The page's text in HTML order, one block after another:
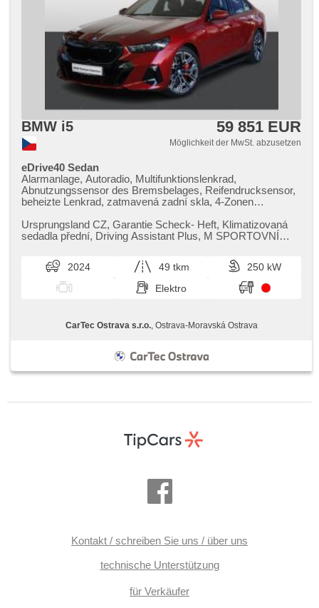
BMW i5 59 851 EUR
Möglichkeit der MwSt. abzusetzen
eDrive40 Sedan
Alarmanlage, Autoradio, Multifunktionslenkrad,
Abnutzungssensor des Bremsbelages, Reifendrucksensor,
beheizte Lenkrad, zatmavená zadní skla, 4-Zonen
El. einstellbare Sitze, odvětrávaná sedadla, beheizte Sitze,
Blind Spot Anzeige, LED denní svícení
Ursprungsland CZ,​ Garantie Scheck​- Heft,​ Klimatizovaná
sedadla přední,​ Driving Assistant Plus,​ M SPORTOVNÍ
2024 49 tkm
250 kW
Elektro
CarTec Ostrava s.r.o., Ostrava-Moravská Ostrava
Kontakt / schreiben Sie uns / über uns
technische Unterstützung
für Verkäufer